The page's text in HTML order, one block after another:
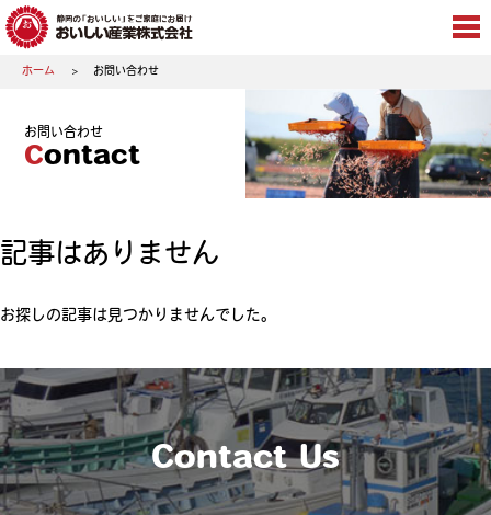
ホーム お問い合わせ
お問い合わせ
Contact
記事はありません
お探しの記事は見つかりませんでした。
Contact Us